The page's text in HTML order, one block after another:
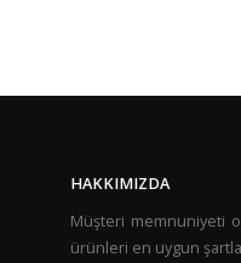
HAKKIMIZDA
Müşteri memnuniyeti
ürünleri en uygun